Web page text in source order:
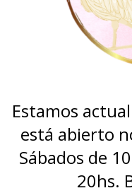
Estamos
está abierto
Sábados de
20hs.